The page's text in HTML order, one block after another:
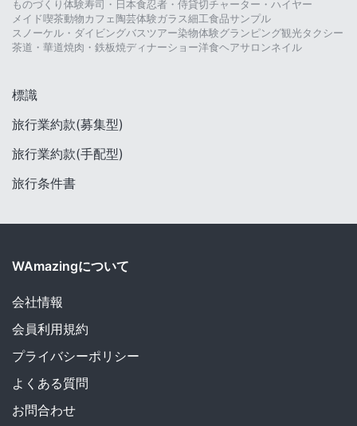
ものづくり体験寿司・日本食忍者・侍貸切チャーター・ハイヤー
メイド喫茶動物カフェ陶芸体験ガラス細工食品サンプル
スノーケル・ダイビングバスツアー染物体験グランピング観光タクシー
茶道・華道焼肉・鉄板焼ディナーショー洋食ヘアサロンネイル
標識
旅行業約款(募集型)
旅行業約款(手配型)
旅行条件書
WAmazingについて
会社情報
会員利用規約
プライバシーポリシー
よくある質問
お問合わせ